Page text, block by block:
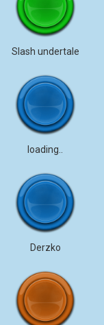
Slash undertale
loading..
Derzko